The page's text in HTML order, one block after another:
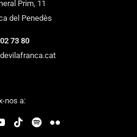
Prim, 11
del Penedès
73 80
nos a: